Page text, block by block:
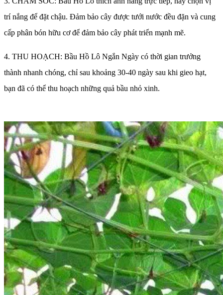
trí nắng để đặt chậu. Đảm bảo cây được tưới nước đều đặn và cung
cấp phân bón hữu cơ để đảm bảo cây phát triển mạnh mẽ.
4. THU HOẠCH: Bầu Hồ Lô Ngắn Ngày có thời gian trưởng
thành nhanh chóng, chỉ sau khoảng 30-40 ngày sau khi gieo hạt,
bạn đã có thể thu hoạch những quả bầu nhỏ xinh.